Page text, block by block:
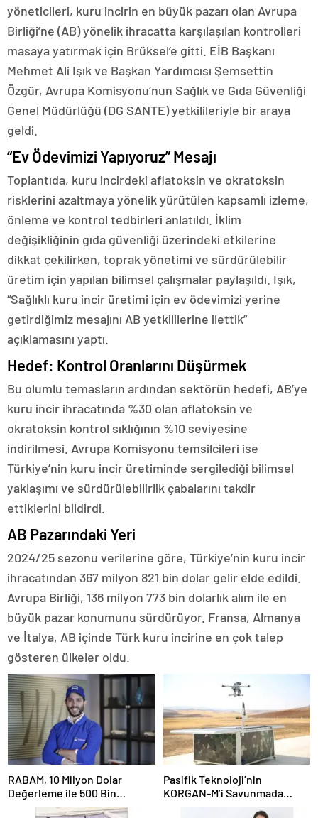
yöneticileri, kuru incirin en büyük pazarı olan Avrupa
Birliği’ne (AB) yönelik ihracatta karşılaşılan kontrolleri
masaya yatırmak için Brüksel’e gitti. EİB Başkanı
Mehmet Ali Işık ve Başkan Yardımcısı Şemsettin
Özgür, Avrupa Komisyonu’nun Sağlık ve Gıda Güvenliği
Genel Müdürlüğü (DG SANTE) yetkilileriyle bir araya
geldi.
“Ev Ödevimizi Yapıyoruz” Mesajı
Toplantıda, kuru incirdeki aflatoksin ve okratoksin
risklerini azaltmaya yönelik yürütülen kapsamlı izleme,
önleme ve kontrol tedbirleri anlatıldı. İklim
değişikliğinin gıda güvenliği üzerindeki etkilerine
dikkat çekilirken, toprak yönetimi ve sürdürülebilir
üretim için yapılan bilimsel çalışmalar paylaşıldı. Işık,
“Sağlıklı kuru incir üretimi için ev ödevimizi yerine
getirdiğimiz mesajını AB yetkililerine ilettik”
açıklamasını yaptı.
Hedef: Kontrol Oranlarını Düşürmek
Bu olumlu temasların ardından sektörün hedefi, AB’ye
kuru incir ihracatında %30 olan aflatoksin ve
okratoksin kontrol sıklığının %10 seviyesine
indirilmesi. Avrupa Komisyonu temsilcileri ise
Türkiye’nin kuru incir üretiminde sergilediği bilimsel
yaklaşımı ve sürdürülebilirlik çabalarını takdir
ettiklerini bildirdi.
AB Pazarındaki Yeri
2024/25 sezonu verilerine göre, Türkiye’nin kuru incir
ihracatından 367 milyon 821 bin dolar gelir elde edildi.
Avrupa Birliği, 136 milyon 773 bin dolarlık alım ile en
büyük pazar konumunu sürdürüyor. Fransa, Almanya
ve İtalya, AB içinde Türk kuru incirine en çok talep
gösteren ülkeler oldu.
RABAM, 10 Milyon Dolar
Değerleme ile 500 Bin
Dolarlık Yatırım Aldı
Pasifik Teknoloji’nin
KORGAN-M’i Savunmada
Otonom Dönemi Başlatıyor